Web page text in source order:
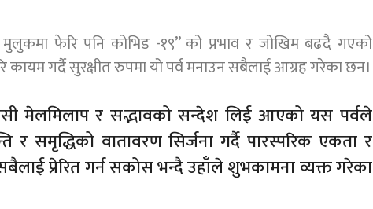
फेरि पनि कोभिड -१९” को प्रभाव र जोखिम बढदै गएको
कायम गर्दै सुरक्षीत रुपमा यो पर्व मनाउन सबैलाई आग्रह गरेका छन।
मेलमिलाप र सद्भावको सन्देश लिई आएको यस पर्वले
र समृद्धिको वातावरण सिर्जना गर्दै पारस्परिक एकता र
प्रेरित गर्न सकोस भन्दै उहाँले शुभकामना व्यक्त गरेका